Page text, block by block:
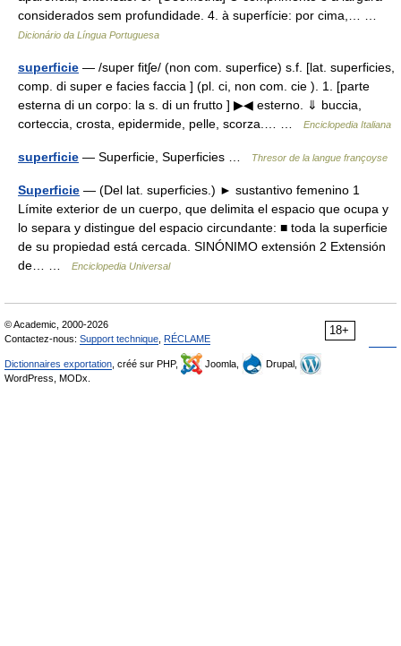
considerados sem profundidade. 4. à superfície: por cima,… …
Dicionário da Língua Portuguesa
superficie — /super fitʃe/ (non com. superfice) s.f. [lat. superficies,
comp. di super e facies faccia ] (pl. ci, non com. cie ). 1. [parte
esterna di un corpo: la s. di un frutto ] ▶◀ esterno. ⇓ buccia,
corteccia, crosta, epidermide, pelle, scorza.… …
Enciclopedia Italiana
superficie — Superficie, Superficies … Thresor de la langue françoyse
Superficie — (Del lat. superficies.) ► sustantivo femenino 1
Límite exterior de un cuerpo, que delimita el espacio que ocupa y
lo separa y distingue del espacio circundante: ■ toda la superficie
de su propiedad está cercada. SINÓNIMO extensión 2 Extensión
de… …
Enciclopedia Universal
18+
© Academic, 2000-2026
Contactez-nous: Support technique RÉCLAME
Dictionnaires exportation , créé sur PHP, Joomla,
Drupal,
WordPress, MODx.